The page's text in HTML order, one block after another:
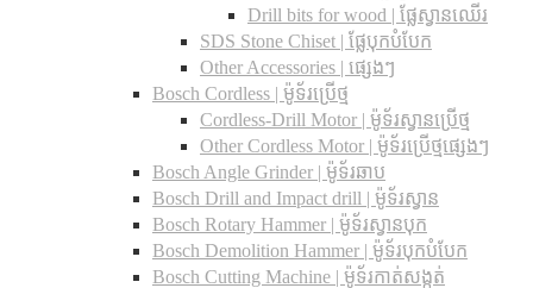
Drill bits for wood |​ ផ្លែស្វានឈើរ
SDS Stone Chiset |​ ផ្លែបុកបំបែក
Other Accessories | ផ្សេងៗ
Bosch Cordless | ម៉ូទ័រប្រើថ្ម
Cordless-Drill Motor | ម៉ូទ័រស្វានប្រើថ្ម
Other Cordless Motor | ម៉ូទ័រប្រើថ្មផ្សេងៗ
Bosch Angle Grinder | ម៉ូទ័រឆាប
Bosch Drill and Impact drill | ម៉ូទ័រស្វាន
Bosch Rotary Hammer | ម៉ូទ័រស្វានបុក
Bosch Demolition Hammer | ម៉ូទ័របុកបំបែក
Bosch Cutting Machine | ម៉ូទ័រកាត់សង្កត់